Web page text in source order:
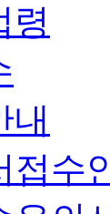
령
내
접수